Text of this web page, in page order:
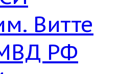
Витте
РФ